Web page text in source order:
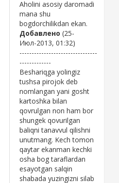
Aholini asosiy daromadi
mana shu
bogdorchilikdan ekan.
Добавлено (25-
Июл-2013, 01:32)
--------------------------------
-------------
Beshariqga yolingiz
tushsa pirojok deb
nomlangan yani gosht
kartoshka bilan
qovrulgan non ham bor
shungek qovurilgan
baliqni tanavvul qilishni
unutmang. Kech tomon
qaytar ekanman kechki
osha bog taraflardan
esayotgan salqin
shabada yuzingizni silab